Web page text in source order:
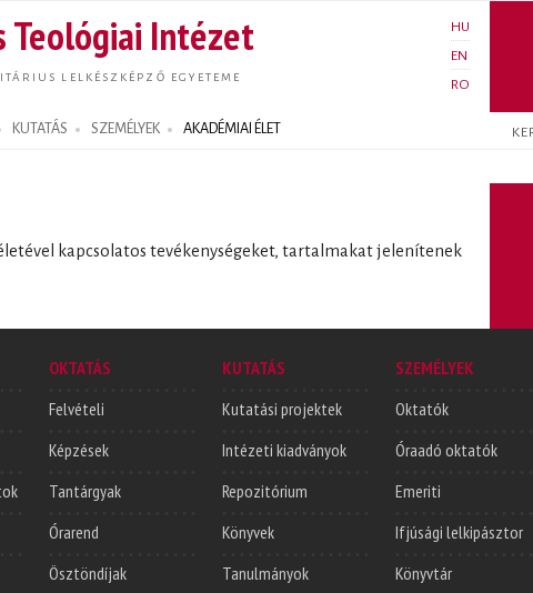
tartalomra
Teológiai Intézet
LELKÉSZKÉPZŐ EGYETEME
HU
EN
RO
KUTATÁS SZEMÉLYEK AKADÉMIAI ÉLET Keresés
kapcsolatos tevékenységeket, tartalmakat jelenítenek
OKTATÁS
Felvételi
Képzések
Tantárgyak
Órarend
Ösztöndíjak
KUTATÁS
Kutatási projektek
Intézeti kiadványok
Repozitórium
Könyvek
Tanulmányok
SZEMÉLYEK
Oktatók
Óraadó oktatók
Emeriti
Ifjúsági lelkipásztor
Könyvtár